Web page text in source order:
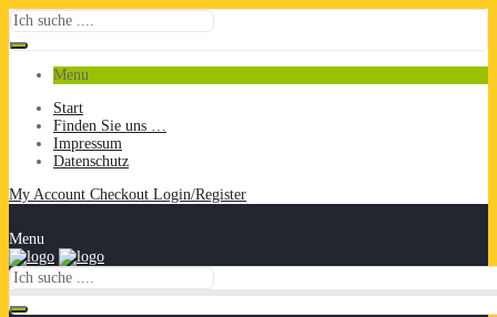
Menu
Start
Finden Sie uns …
Impressum
Datenschutz
My Account Checkout Login/Register
Menu